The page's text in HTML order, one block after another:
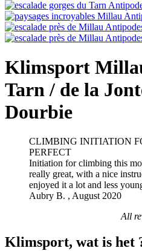
Klimsport
Tarn / de la
Dourbie
CLIMBING INITIATION
PERFECT
Initiation for climbing this
really great, with a nice
enjoyed it a lot and less
Aubry B. , August 2020
All
Klimsport, wat is het